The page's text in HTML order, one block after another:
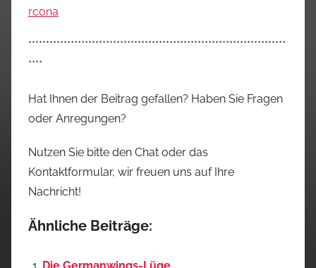
rcona
*************************************************************************
****
Hat Ihnen der Beitrag gefallen? Haben Sie Fragen
oder Anregungen?
Nutzen Sie bitte den Chat oder das
Kontaktformular, wir freuen uns auf Ihre
Nachricht!
Ähnliche Beiträge: